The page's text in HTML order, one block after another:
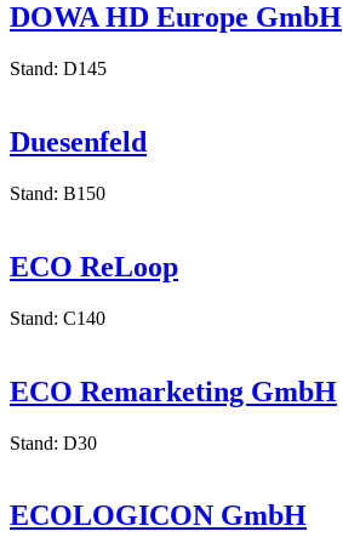
DOWA HD Europe GmbH
Stand: D145
Duesenfeld
Stand: B150
ECO ReLoop
Stand: C140
ECO Remarketing GmbH
Stand: D30
ECOLOGICON GmbH